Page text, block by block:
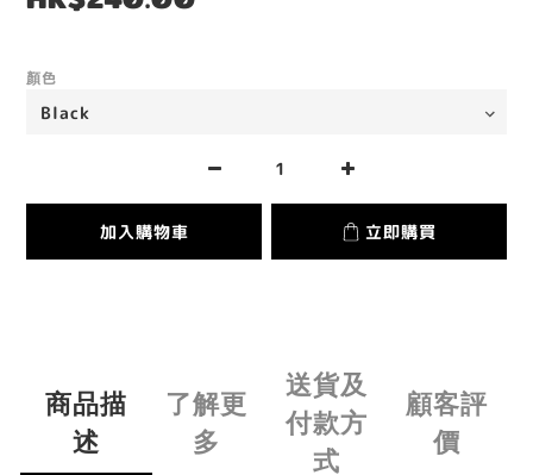
顏色
加入購物車 立即購買
商品描
述
了解更
多
送貨及
付款方
式
顧客評
價